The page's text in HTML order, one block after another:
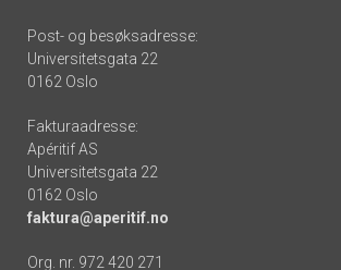
Post- og besøksadresse:
Universitetsgata 22
0162 Oslo
Fakturaadresse:
Apéritif AS
Universitetsgata 22
0162 Oslo
faktura@aperitif.no
Org. nr. 972 420 271